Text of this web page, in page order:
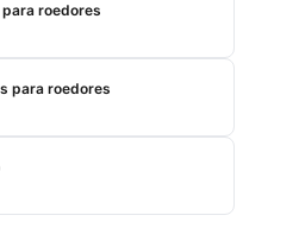
roedores
para roedores